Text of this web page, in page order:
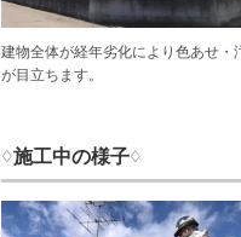
建物全体が経年劣化により色あせ・
が目立ちます。
♢施工中の様子♢